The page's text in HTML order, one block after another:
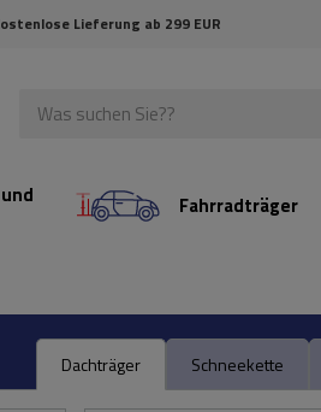
Lieferung ab 299 EUR
Fahrradträger
Dachträger Schneekette